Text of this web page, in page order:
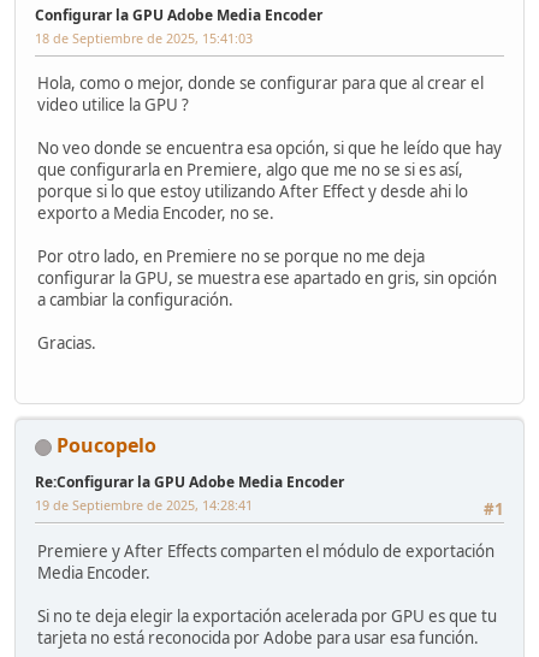
Configurar la GPU Adobe Media Encoder
18 de Septiembre de 2025, 15:41:03
Hola, como o mejor, donde se configurar para que al crear el
video utilice la GPU ?
No veo donde se encuentra esa opción, si que he leído que hay
que configurarla en Premiere, algo que me no se si es así,
porque si lo que estoy utilizando After Effect y desde ahi lo
exporto a Media Encoder, no se.
Por otro lado, en Premiere no se porque no me deja
configurar la GPU, se muestra ese apartado en gris, sin opción
a cambiar la configuración.
Gracias.
Poucopelo
Re:Configurar la GPU Adobe Media Encoder
#1
19 de Septiembre de 2025, 14:28:41
Premiere y After Effects comparten el módulo de exportación
Media Encoder.
Si no te deja elegir la exportación acelerada por GPU es que tu
tarjeta no está reconocida por Adobe para usar esa función.